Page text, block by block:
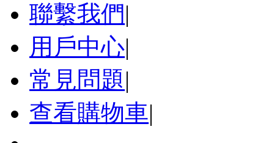
聯繫我們|
用戶中心|
常見問題|
查看購物車|